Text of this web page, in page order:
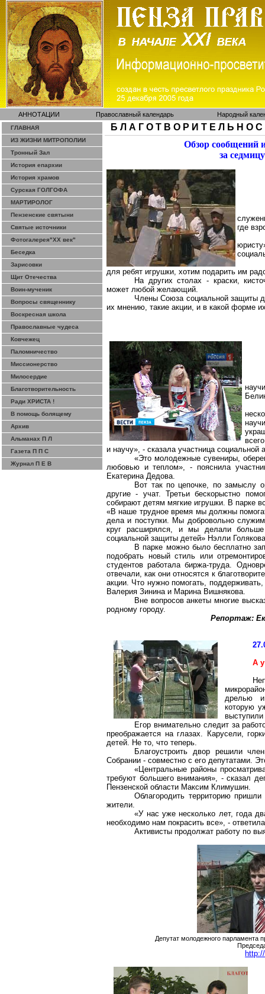
АННОТАЦИИ Православный календарь Народный
ГЛАВНАЯ
ИЗ ЖИЗНИ МИТРОПОЛИИ
Тронный Зал
История епархии
История храмов
Сурская ГОЛГОФА
МАРТИРОЛОГ
Пензенские святыни
Святые источники
Фотогалерея"ХХ век"
Беседка
Зарисовки
Щит Отечества
Воин-мученик
Вопросы священнику
Воскресная школа
Православные чудеса
Ковчежец
Паломничество
Миссионерство
Милосердие
Благотворительность
Ради ХРИСТА !
В помощь болящему
Архив
Альманах П Л
Газета П П С
Журнал П Е В
Б Л А Г О Т В О Р И Т Е Л Ь Н О С
Обзор сообщений
за седмицу
где
для ребят игрушки, хотим подарить им
На других столах - краски,
может любой желающий.
Члены Союза социальной защиты
их мнению, такие акции, и в какой форме
и научу», - сказала участница
«Это молодежные сувениры,
любовью и теплом», - пояснила
Екатерина Дедова.
Вот так по цепочке, по замыслу
другие - учат. Третьи бескорыстно
собирают детям мягкие игрушки. В парке
«В наше трудное время мы должны
дела и поступки. Мы добровольно
круг расширялся, и мы делали
социальной защиты детей» Нэлли Голякова
В парке можно было бесплатно
подобрать новый стиль или
студентов работалабиржа-труда.
отвечали, как они относятся к
акции. Что нужно помогать,
Валерия Зинина и Марина Вишнякова.
Вне вопросов анкеты многие
родному городу.
Репортаж:
А
дрелью и
которую
Егор внимательно следит за
преображается на глазах. Карусели,
детей. Не то, что теперь.
Благоустроить двор решили
Собрании - совместно с его депутатами.
«Центральные районы
требуют большего внимания», - сказал
Пензенской области Максим Климушин.
Облагородить территорию
жители.
«У нас уже несколько лет, года
необходимо нам покрасить все», -
Активисты продолжат работу по
Депутат молодежного парламента